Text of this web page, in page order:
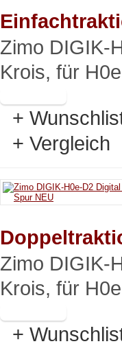
Zimo DIGIK-
Krois, für
+
+ Vergleich
Zimo DIGIK-
Krois, für
+